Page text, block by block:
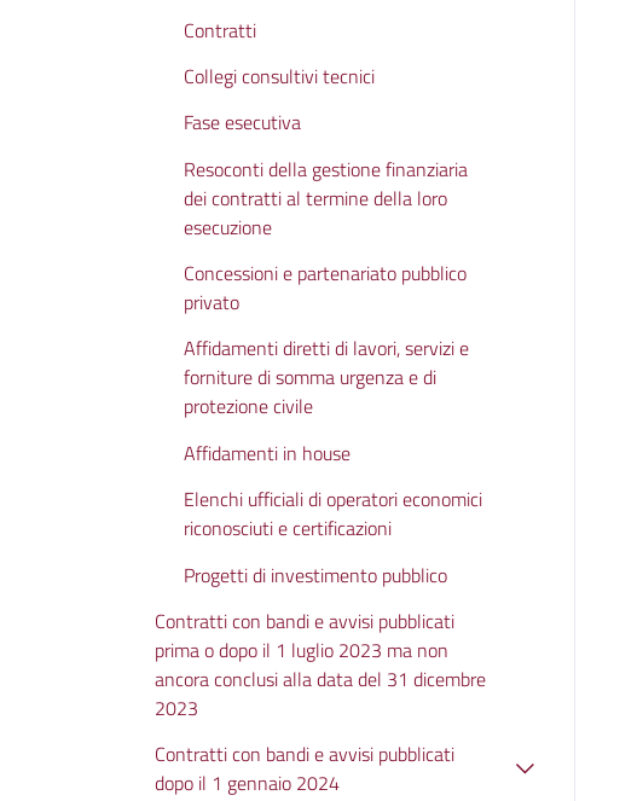
Contratti
Collegi consultivi tecnici
Fase esecutiva
Resoconti della gestione finanziaria
dei contratti al termine della loro
esecuzione
Concessioni e partenariato pubblico
privato
Affidamenti diretti di lavori, servizi e
forniture di somma urgenza e di
protezione civile
Affidamenti in house
Elenchi ufficiali di operatori economici
riconosciuti e certificazioni
Progetti di investimento pubblico
Contratti con bandi e avvisi pubblicati
prima o dopo il 1 luglio 2023 ma non
ancora conclusi alla data del 31 dicembre
2023
Contratti con bandi e avvisi pubblicati
dopo il 1 gennaio 2024